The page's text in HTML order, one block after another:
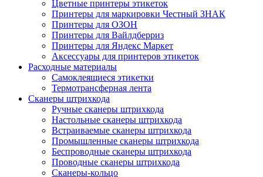
Цветные принтеры этикеток
Принтеры для маркировки Честный ЗНАК
Принтеры для ОЗОН
Принтеры для Вайлдберриз
Принтеры для Яндекс Маркет
Аксессуары для принтеров этикеток
Расходные материалы
Самоклеящиеся этикетки
Термотрансферная лента
Сканеры штрихкода
Ручные сканеры штрихкода
Настольные сканеры штрихкода
Встраиваемые сканеры штрихкода
Промышленные сканеры штрихкода
Беспроводные сканеры штрихкода
Проводные сканеры штрихкода
Сканеры-кольцо